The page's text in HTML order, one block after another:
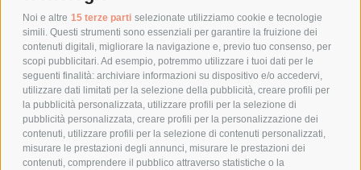
Noi e altre 15 terze parti selezionate utilizziamo cookie e tecnologie
simili. Questi strumenti sono essenziali per garantire la fruizione dei
contenuti digitali, migliorare la navigazione e, previo tuo consenso, per
scopi pubblicitari. Ad esempio, potremmo utilizzare i tuoi dati per le
seguenti finalità: archiviare informazioni su dispositivo e/o accedervi,
utilizzare dati limitati per la selezione della pubblicità, creare profili per
la pubblicità personalizzata, utilizzare profili per la selezione di
pubblicità personalizzata, creare profili per la personalizzazione dei
contenuti, utilizzare profili per la selezione di contenuti personalizzati,
misurare le prestazioni degli annunci, misurare le prestazioni dei
contenuti, comprendere il pubblico attraverso statistiche o la
POLITICA DI RESO
POLICY
PRIVACY POLICY
COOKIE POLICY
PAGAMENTI SICURI